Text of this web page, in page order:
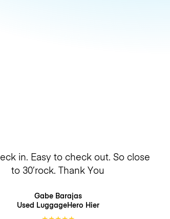
in. Easy to check out. So close
to 30’rock. Thank You
Gabe Barajas
Used LuggageHero Hier